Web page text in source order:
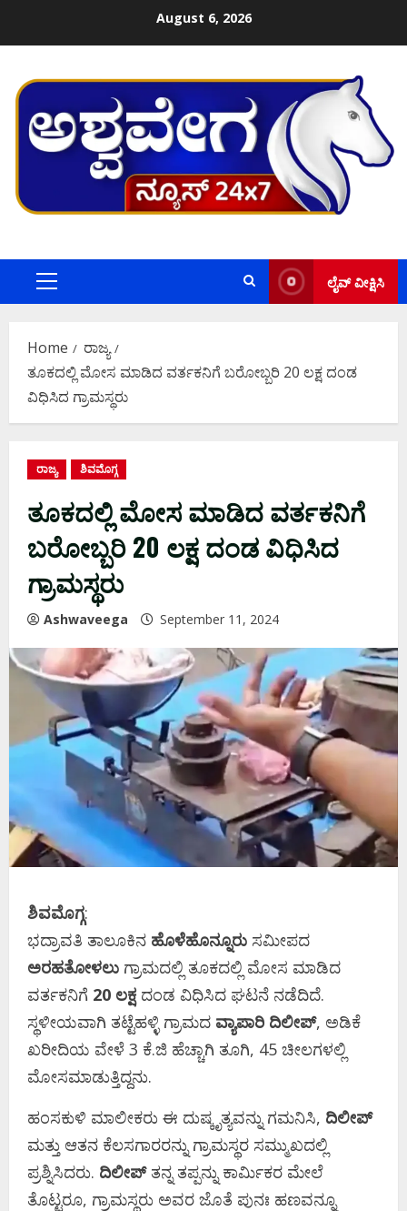
August 6, 2026
Primary
ಲೈವ್ ವೀಕ್ಷಿಸಿ
Home
ರಾಜ್ಯ
ತೂಕದಲ್ಲಿ ಮೋಸ ಮಾಡಿದ ವರ್ತಕನಿಗೆ ಬರೋಬ್ಬರಿ 20 ಲಕ್ಷ ದಂಡ
ವಿಧಿಸಿದ ಗ್ರಾಮಸ್ಥರು
ರಾಜ್ಯ ಶಿವಮೊಗ್ಗ
ತೂಕದಲ್ಲಿ ಮೋಸ ಮಾಡಿದ ವರ್ತಕನಿಗೆ
ಬರೋಬ್ಬರಿ 20 ಲಕ್ಷ ದಂಡ ವಿಧಿಸಿದ
ಗ್ರಾಮಸ್ಥರು
Ashwaveega September 11, 2024
ಶಿವಮೊಗ್ಗ:
ಭದ್ರಾವತಿ ತಾಲೂಕಿನ ಹೊಳೆಹೊನ್ನೂರು ಸಮೀಪದ
ಅರಹತೋಳಲು ಗ್ರಾಮದಲ್ಲಿ ತೂಕದಲ್ಲಿ ಮೋಸ ಮಾಡಿದ
ವರ್ತಕನಿಗೆ 20 ಲಕ್ಷ ದಂಡ ವಿಧಿಸಿದ ಘಟನೆ ನಡೆದಿದೆ.
ಸ್ಥಳೀಯವಾಗಿ ತಟ್ಟೆಹಳ್ಳಿ ಗ್ರಾಮದ ವ್ಯಾಪಾರಿ ದಿಲೀಪ್, ಅಡಿಕೆ
ಖರೀದಿಯ ವೇಳೆ 3 ಕೆ.ಜಿ ಹೆಚ್ಚಾಗಿ ತೂಗಿ, 45 ಚೀಲಗಳಲ್ಲಿ
ಮೋಸಮಾಡುತ್ತಿದ್ದನು.
ಹಂಸಕುಳಿ ಮಾಲೀಕರು ಈ ದುಷ್ಕೃತ್ಯವನ್ನು ಗಮನಿಸಿ, ದಿಲೀಪ್
ಮತ್ತು ಆತನ ಕೆಲಸಗಾರರನ್ನು ಗ್ರಾಮಸ್ಥರ ಸಮ್ಮುಖದಲ್ಲಿ
ಪ್ರಶ್ನಿಸಿದರು. ದಿಲೀಪ್ತನ್ನ ತಪ್ಪನ್ನು ಕಾರ್ಮಿಕರ ಮೇಲೆ
ತೊಟ್ಟರೂ, ಗ್ರಾಮಸ್ಥರು ಅವರ ಜೊತೆ ಪುನಃ ಹಣವನ್ನೂ